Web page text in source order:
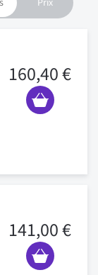
160,40 €
141,00 €